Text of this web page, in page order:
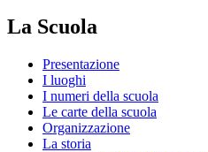
La Scuola
Presentazione
I luoghi
I numeri della scuola
Le carte della scuola
Organizzazione
La storia